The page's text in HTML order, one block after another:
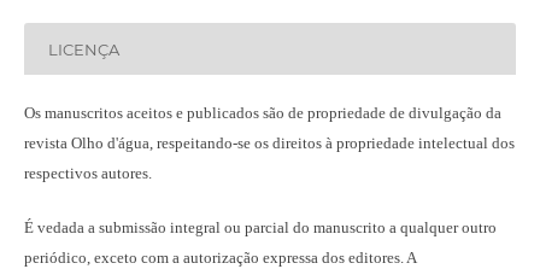
LICENÇA
Os manuscritos aceitos e publicados são de propriedade de divulgação da
revista Olho d'água, respeitando-se os direitos à propriedade intelectual dos
respectivos autores.
É vedada a submissão integral ou parcial do manuscrito a qualquer outro
periódico, exceto com a autorização expressa dos editores. A